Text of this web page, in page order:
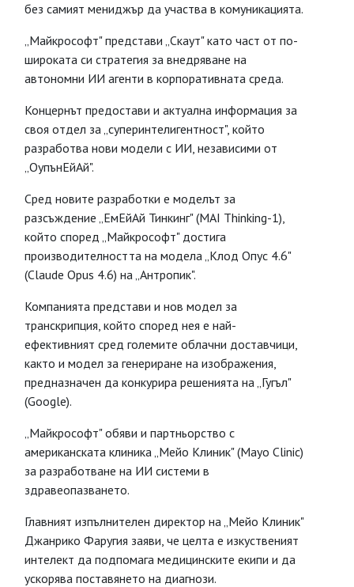
без самият мениджър да участва в комуникацията.
„Майкрософт" представи „Скаут" като част от по-
широката си стратегия за внедряване на
автономни ИИ агенти в корпоративната среда.
Концернът предостави и актуална информация за
своя отдел за „суперинтелигентност", който
разработва нови модели с ИИ, независими от
„ОупънЕйАй".
Сред новите разработки е моделът за
разсъждение „ЕмЕйАй Тинкинг" (MAI Thinking-1),
който според „Майкрософт" достига
производителността на модела „Клод Опус 4.6"
(Claude Opus 4.6) на „Антропик".
Компанията представи и нов модел за
транскрипция, който според нея е най-
ефективният сред големите облачни доставчици,
както и модел за генериране на изображения,
предназначен да конкурира решенията на „Гугъл"
(Google).
„Майкрософт" обяви и партньорство с
американската клиника „Мейо Клиник" (Mayo Clinic)
за разработване на ИИ системи в
здравеопазването.
Главният изпълнителен директор на „Мейо Клиник"
Джанрико Фаругия заяви, че целта е изкуственият
интелект да подпомага медицинските екипи и да
ускорява поставянето на диагнози.